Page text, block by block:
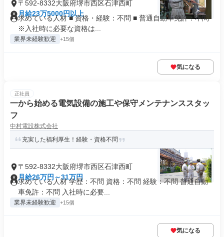
〒592-8332大阪府堺市西区石津西町
月給23万5000円以上
求めている人材 ■ 資格・経験：不問 ■ 普通自動車免許：不問
※入社時に必要な資格は...
業界未経験歓迎 +15個
気になる
正社員
一から始める電気設備の施工や保守メンテナンススタッ
フ
中村電設株式会社
充実した福利厚生！経験・資格不問
〒592-8332大阪府堺市西区石津西町
月給26万円～31万円
求めている人材 学歴：不問 資格：不問 経験：不問 普通自動
車免許：不問 入社時に必要...
業界未経験歓迎 +15個
気になる